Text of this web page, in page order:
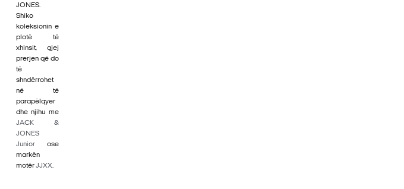
JONES.
Shiko
koleksionin e
plotë të
xhinsit, gjej
prerjen që do
të
shndërrohet
në të
parapëlqyer
dhe njihu me
JACK &
JONES
Junior ose
markën
motërJJXX.